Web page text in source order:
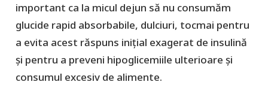
important ca la micul dejun să nu consumăm
glucide rapid absorbabile, dulciuri, tocmai pentru
a evita acest răspuns inițial exagerat de insulină
și pentru a preveni hipoglicemiile ulterioare și
consumul excesiv de alimente.